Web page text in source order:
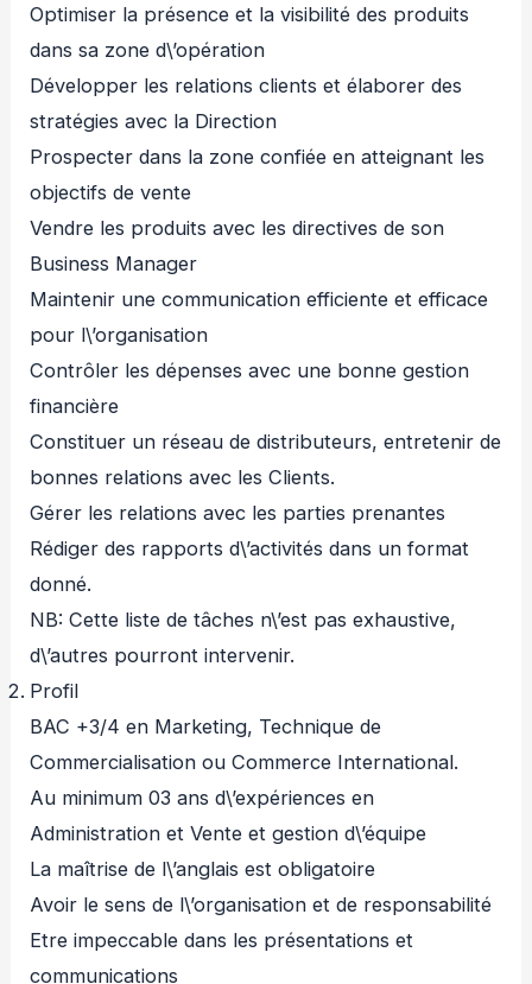
Optimiser la présence et la visibilité des produits
dans sa zone d\’opération
Développer les relations clients et élaborer des
stratégies avec la Direction
Prospecter dans la zone confiée en atteignant les
objectifs de vente
Vendre les produits avec les directives de son
Business Manager
Maintenir une communication efficiente et efficace
pour l\’organisation
Contrôler les dépenses avec une bonne gestion
financière
Constituer un réseau de distributeurs, entretenir de
bonnes relations avec les Clients.
Gérer les relations avec les parties prenantes
Rédiger des rapports d\’activités dans un format
donné.
NB: Cette liste de tâches n\’est pas exhaustive,
d\’autres pourront intervenir.
Profil
BAC +3/4 en Marketing, Technique de
Commercialisation ou Commerce International.
Au minimum 03 ans d\’expériences en
Administration et Vente et gestion d\’équipe
La maîtrise de l\’anglais est obligatoire
Avoir le sens de l\’organisation et de responsabilité
Etre impeccable dans les présentations et
communications